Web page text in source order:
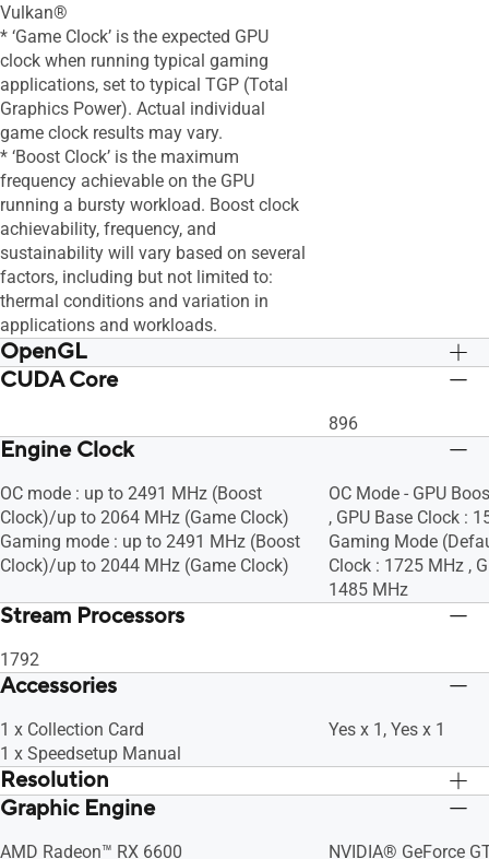
Vulkan®
* ‘Game Clock’ is the expected GPU
clock when running typical gaming
applications, set to typical TGP (Total
Graphics Power). Actual individual
game clock results may vary.
* ‘Boost Clock’ is the maximum
frequency achievable on the GPU
running a bursty workload. Boost clock
achievability, frequency, and
sustainability will vary based on several
factors, including but not limited to:
thermal conditions and variation in
applications and workloads.
OpenGL
OpenGL®4.6
CUDA Core
896
Engine Clock
OC mode : up to 2491 MHz (Boost
Clock)/up to 2064 MHz (Game Clock)
Gaming mode : up to 2491 MHz (Boost
Clock)/up to 2044 MHz (Game Clock)
OC Mode - GPU
, GPU Base Clock :
Gaming Mode
Clock : 1725 MHz ,
1485 MHz
Stream Processors
1792
Accessories
1 x Collection Card
1 x Speedsetup Manual
Yes x 1, Yes x 1
Resolution
Digital Max Resolution 7680 x 4320 Digital Max
Graphic Engine
AMD Radeon™ RX 6600 NVIDIA® GeForce